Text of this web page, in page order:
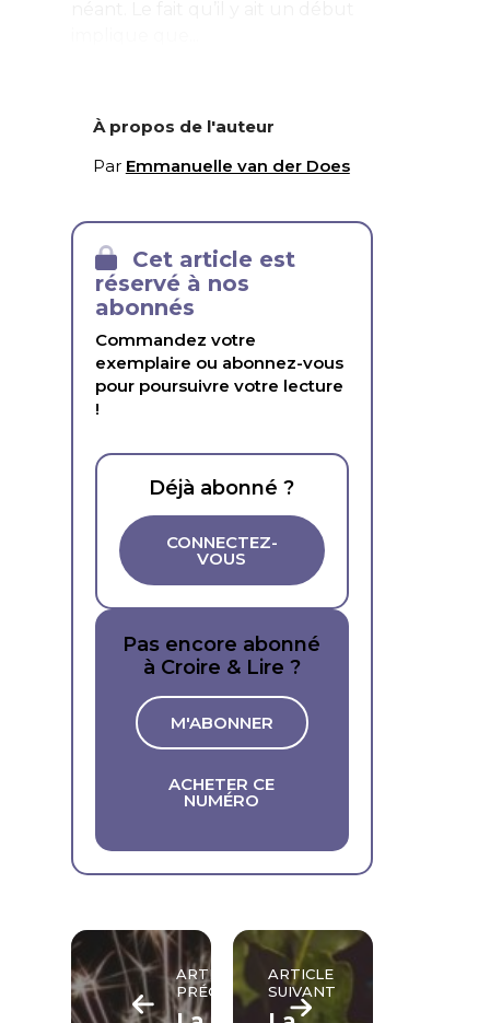
À propos de l'auteur
Par Emmanuelle van der Does
Cet article est
réservé à nos
abonnés
Commandez votre
exemplaire ou abonnez-vous
pour poursuivre votre lecture
!
Déjà abonné ?
CONNECTEZ-
VOUS
Pas encore abonné
à Croire & Lire ?
M'ABONNER
ACHETER CE
NUMÉRO
ARTICLE
PRÉCÉDENT
ARTICLE
SUIVANT